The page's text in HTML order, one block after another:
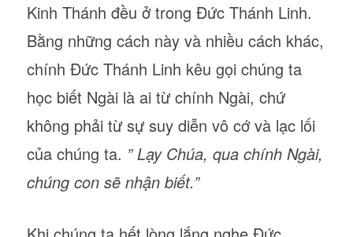
Kinh Thánh đều ở trong Đức Thánh Linh.
Bằng những cách này và nhiều cách khác,
chính Đức Thánh Linh kêu gọi chúng ta
học biết Ngài là ai từ chính Ngài, chứ
không phải từ sự suy diễn vô cớ và lạc lối
của chúng ta. ” Lạy Chúa, qua chính Ngài,
chúng con sẽ nhận biết.”